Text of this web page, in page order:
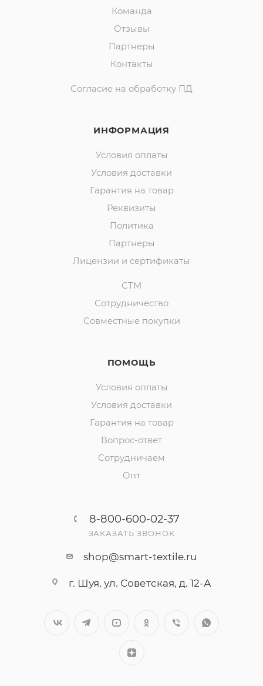
Команда
Отзывы
Партнеры
Контакты
Согласие на обработку ПД
ИНФОРМАЦИЯ
Условия оплаты
Условия доставки
Гарантия на товар
Реквизиты
Политика
Партнеры
Лицензии и сертификаты
СТМ
Сотрудничество
Совместные покупки
ПОМОЩЬ
Условия оплаты
Условия доставки
Гарантия на товар
Вопрос-ответ
Сотрудничаем
Опт
8-800-600-02-37
ЗАКАЗАТЬ ЗВОНОК
shop@smart-textile.ru
г. Шуя, ул. Советская, д. 12-А